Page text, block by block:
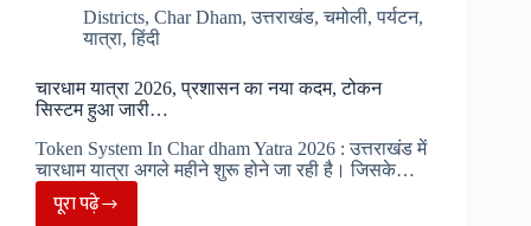
के
कपाट,
यमुना
जन्मोत्सव
के
मौके
पर
Districts, Char Dham,उत्तराखंड,चमोली,पर्यटन,
यात्रा,हिंदी
चारधाम यात्रा 2026, प्रशासन का नया कदम, टोकन
सिस्टम हुआ जारी…
Token System In Char dham Yatra 2026 : उत्तराखंड में
चारधाम यात्रा अगले महीने शुरू होने जा रही है। जिसके…
पूरा पढ़ेचारधाम